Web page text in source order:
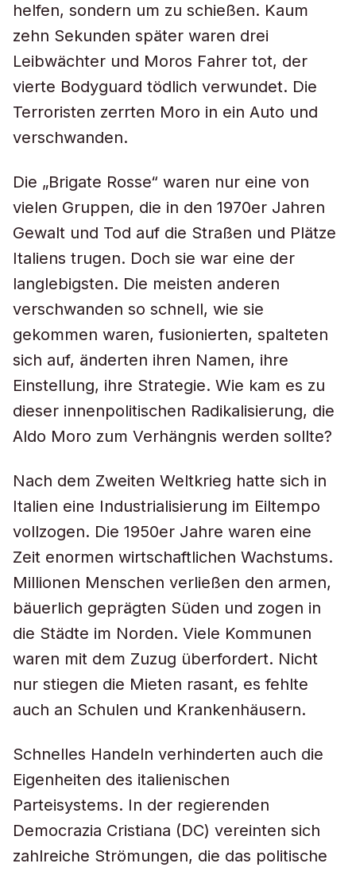
helfen, sondern um zu schießen. Kaum
zehn Sekunden später waren drei
Leibwächter und Moros Fahrer tot, der
vierte Bodyguard tödlich verwundet. Die
Terroristen zerrten Moro in ein Auto und
verschwanden.
Die „Brigate Rosse“ waren nur eine von
vielen Gruppen, die in den 1970er Jahren
Gewalt und Tod auf die Straßen und Plätze
Italiens trugen. Doch sie war eine der
langlebigsten. Die meisten anderen
verschwanden so schnell, wie sie
gekommen waren, fusionierten, spalteten
sich auf, änderten ihren Namen, ihre
Einstellung, ihre Strategie. Wie kam es zu
dieser innenpolitischen Radikalisierung, die
Aldo Moro zum Verhängnis werden sollte?
Nach dem Zweiten Weltkrieg hatte sich in
Italien eine Industrialisierung im Eiltempo
vollzogen. Die 1950er Jahre waren eine
Zeit enormen wirtschaftlichen Wachstums.
Millionen Menschen verließen den armen,
bäuerlich geprägten Süden und zogen in
die Städte im Norden. Viele Kommunen
waren mit dem Zuzug überfordert. Nicht
nur stiegen die Mieten rasant, es fehlte
auch an Schulen und Krankenhäusern.
Schnelles Handeln verhinderten auch die
Eigenheiten des italienischen
Parteisystems. In der regierenden
Democrazia Cristiana (DC) vereinten sich
zahlreiche Strömungen, die das politische